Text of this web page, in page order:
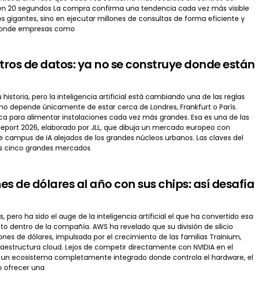
20 segundos La compra confirma una tendencia cada vez más visible
sino en ejecutar millones de consultas de forma eficiente y
empresas como
de datos: ya no se construye donde están
pero la inteligencia artificial está cambiando una de las reglas
depende únicamente de estar cerca de Londres, Frankfurt o París.
alimentar instalaciones cada vez más grandes. Esa es una de las
2026, elaborado por JLL, que dibuja un mercado europeo con
de IA alejados de los grandes núcleos urbanos. Las claves del
cinco grandes mercados
de dólares al año con sus chips: así desafía
pero ha sido el auge de la inteligencia artificial el que ha convertido esa
de la compañía. AWS ha revelado que su división de silicio
de dólares, impulsada por el crecimiento de las familias Trainium,
cloud. Lejos de competir directamente con NVIDIA en el
ecosistema completamente integrado donde controla el hardware, el
ofrecer una